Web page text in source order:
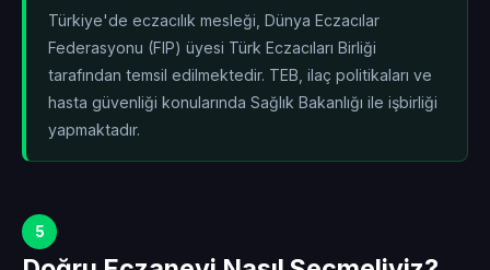
Türkiye'de eczacılık mesleği, Dünya Eczacılar
Federasyonu (FIP) üyesi Türk Eczacıları Birliği
tarafından temsil edilmektedir. TEB, ilaç politikaları ve
hasta güvenliği konularında Sağlık Bakanlığı ile işbirliği
yapmaktadır.
5